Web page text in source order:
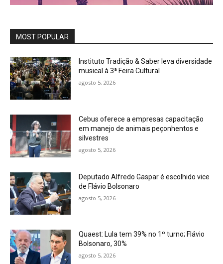
MOST POPULAR
Instituto Tradição & Saber leva diversidade
musical à 3ª Feira Cultural
agosto 5, 2026
Cebus oferece a empresas capacitação
em manejo de animais peçonhentos e
silvestres
agosto 5, 2026
Deputado Alfredo Gaspar é escolhido vice
de Flávio Bolsonaro
agosto 5, 2026
Quaest: Lula tem 39% no 1º turno; Flávio
Bolsonaro, 30%
agosto 5, 2026